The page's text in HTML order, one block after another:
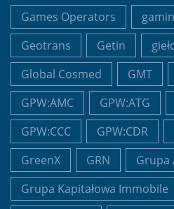
Games Operators
Geotrans
Getin
Global Cosmed
GMT
GPW:AMC
GPW:ATG
GPW:CCC
GPW:CDR
GreenX
GRN
Grupa
Grupa Kapitałowa Immobile